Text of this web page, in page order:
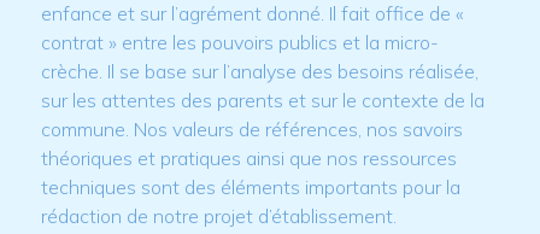
enfance et sur l’agrément donné. Il fait office de «
contrat » entre les pouvoirs publics et la micro-
crèche. Il se base sur l’analyse des besoins réalisée,
sur les attentes des parents et sur le contexte de la
commune. Nos valeurs de références, nos savoirs
théoriques et pratiques ainsi que nos ressources
techniques sont des éléments importants pour la
rédaction de notre projet d’établissement.